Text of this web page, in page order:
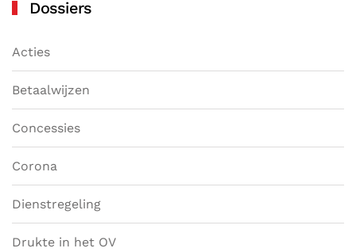
Dossiers
Acties
Betaalwijzen
Concessies
Corona
Dienstregeling
Drukte in het OV